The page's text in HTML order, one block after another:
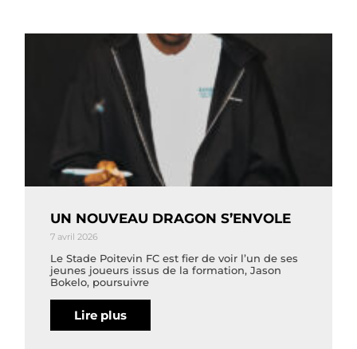
UN NOUVEAU DRAGON S’ENVOLE
7 avril 2026
Le Stade Poitevin FC est fier de voir l’un de ses
jeunes joueurs issus de la formation, Jason
Bokelo, poursuivre
Lire plus